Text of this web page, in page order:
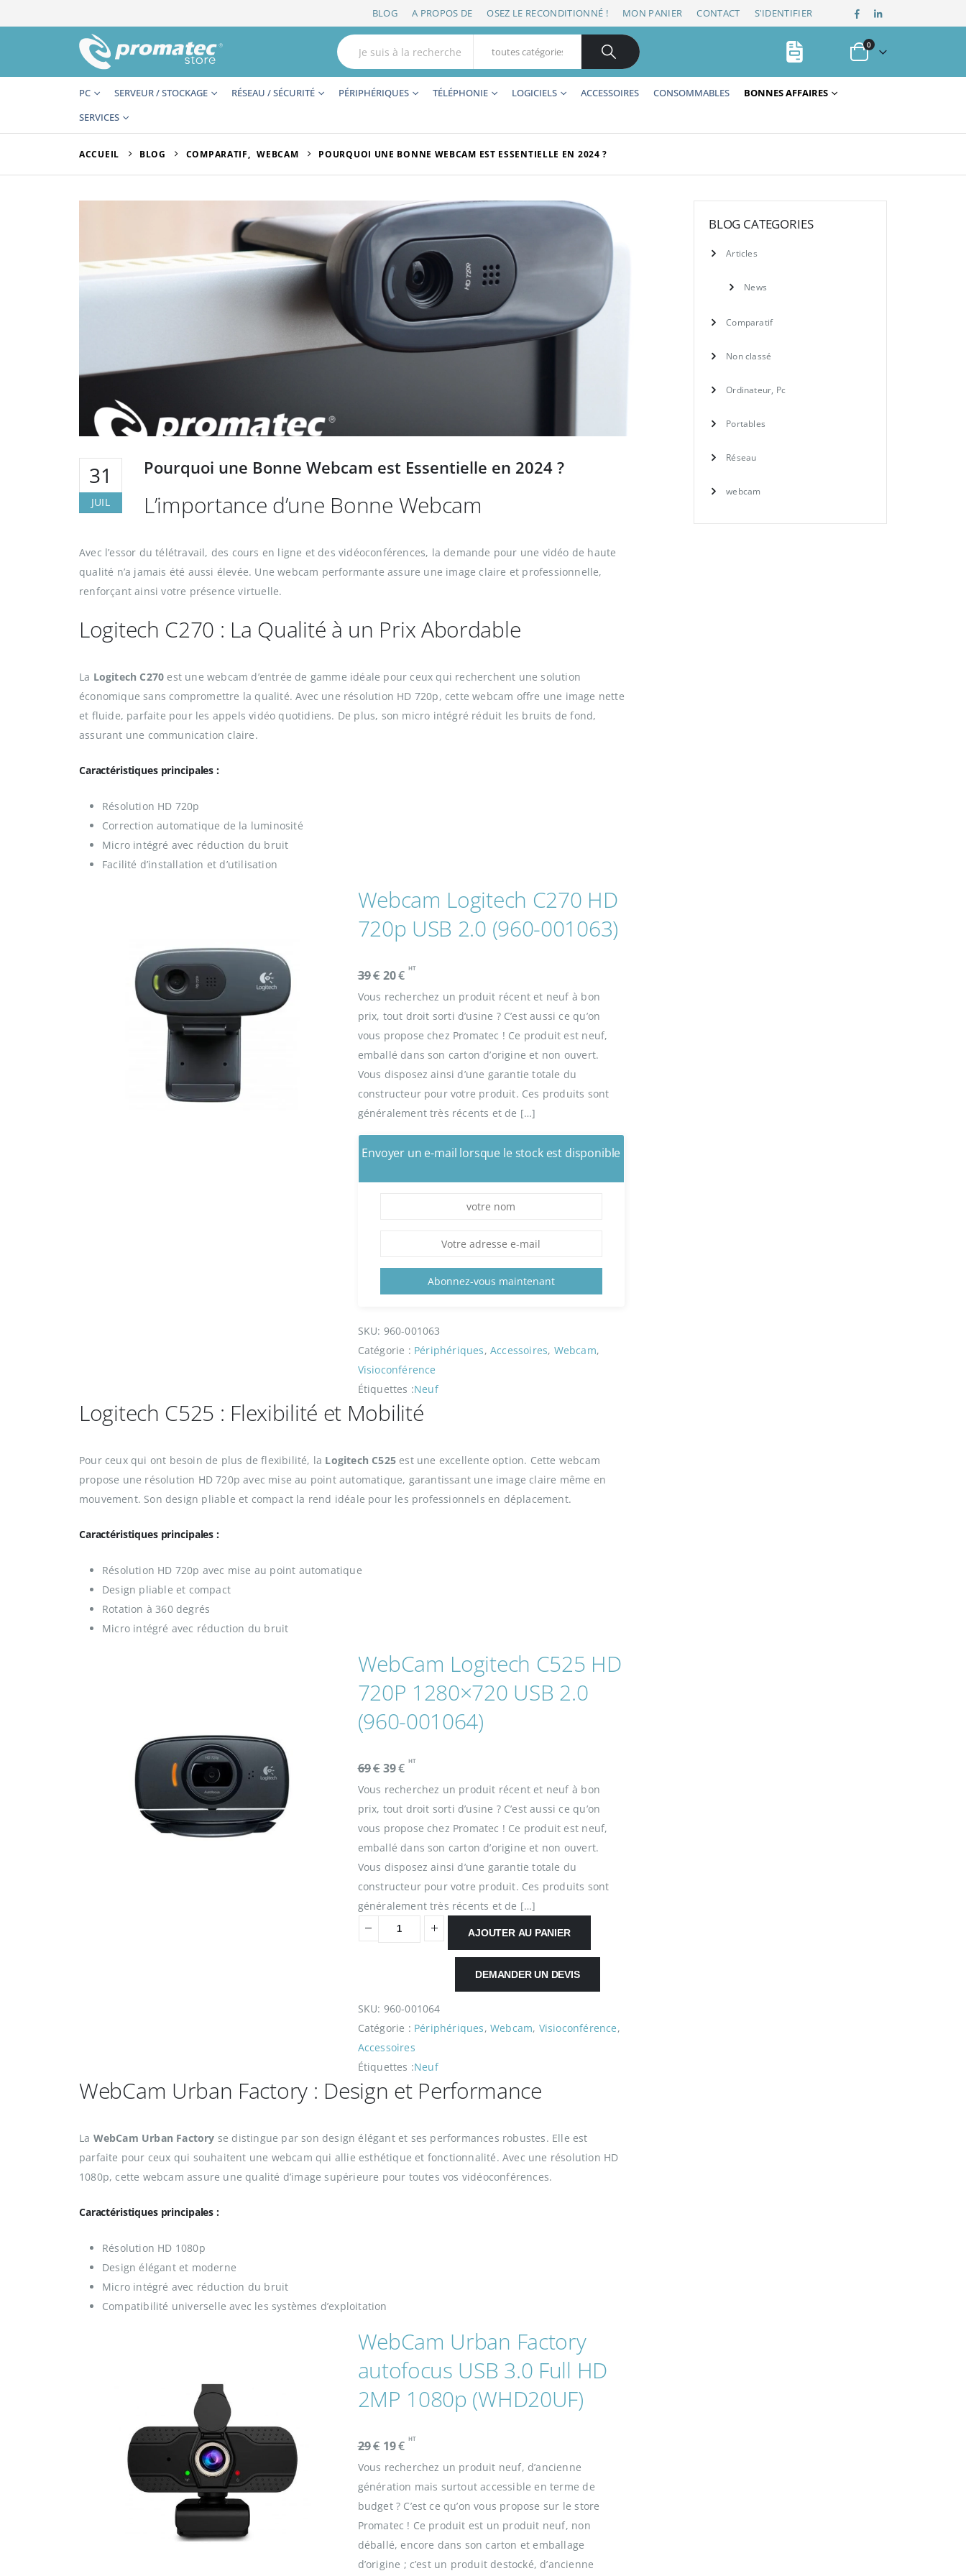
BLOG A PROPOS DE OSEZ LE RECONDITIONNÉ ! MON PANIER CONTACT S'IDENTIFIER
0
PC SERVEUR / STOCKAGE RÉSEAU / SÉCURITÉ PÉRIPHÉRIQUES TÉLÉPHONIE LOGICIELS ACCESSOIRES CONSOMMABLES
BONNES AFFAIRES
SERVICES
ACCUEIL BLOG COMPARATIF, WEBCAM POURQUOI UNE BONNE WEBCAM EST ESSENTIELLE EN 2024 ?
31
JUIL
Pourquoi une Bonne Webcam est Essentielle en 2024 ?
L’importance d’une Bonne Webcam
Avec l’essor du télétravail, des cours en ligne et des vidéoconférences, la demande pour une vidéo de haute
qualité n’a jamais été aussi élevée. Une webcam performante assure une image claire et professionnelle,
renforçant ainsi votre présence virtuelle.
Logitech C270 : La Qualité à un Prix Abordable
La Logitech C270 est une webcam d’entrée de gamme idéale pour ceux qui recherchent une solution
économique sans compromettre la qualité. Avec une résolution HD 720p, cette webcam offre une image nette
et fluide, parfaite pour les appels vidéo quotidiens. De plus, son micro intégré réduit les bruits de fond,
assurant une communication claire.
Caractéristiques principales :
Résolution HD 720p
Correction automatique de la luminosité
Micro intégré avec réduction du bruit
Facilité d’installation et d’utilisation
Webcam Logitech C270 HD
720p USB 2.0 (960-001063)
39€ L
e
p
r
i
x
i
n
t
a
.
20€L
e
p
r
i
x
a
c
u
0
.
HT
Vous recherchez un produit récent et neuf à bon
prix, tout droit sorti d’usine ? C’est aussi ce qu’on
vous propose chez Promatec ! Ce produit est neuf,
emballé dans son carton d’origine et non ouvert.
Vous disposez ainsi d’une garantie totale du
constructeur pour votre produit. Ces produits sont
généralement très récents et de […]
Envoyer un e-mail lorsque le stock est disponible
Abonnez-vous maintenant
SKU: 960-001063
Catégorie : Périphériques, Accessoires, Webcam
Visioconférence
Étiquettes :Neuf
Logitech C525 : Flexibilité et Mobilité
Pour ceux qui ont besoin de plus de flexibilité, la Logitech C525 est une excellente option. Cette webcam
propose une résolution HD 720p avec mise au point automatique, garantissant une image claire même en
mouvement. Son design pliable et compact la rend idéale pour les professionnels en déplacement.
Caractéristiques principales :
Résolution HD 720p avec mise au point automatique
Design pliable et compact
Rotation à 360 degrés
Micro intégré avec réduction du bruit
WebCam Logitech C525 HD
720P 1280×720 USB 2.0
(960-001064)
69€ L
e
p
r
i
x
i
n
t
t
t
:
6
9
39€L
e
p
r
i
x
a
c
u
3
€
.
HT
Vous recherchez un produit récent et neuf à bon
prix, tout droit sorti d’usine ? C’est aussi ce qu’on
vous propose chez Promatec ! Ce produit est neuf,
emballé dans son carton d’origine et non ouvert.
Vous disposez ainsi d’une garantie totale du
constructeur pour votre produit. Ces produits sont
généralement très récents et de […]
AJOUTER AU PANIER
DEMANDER UN DEVIS
SKU: 960-001064
Catégorie : Périphériques, Webcam, Visioconférence
Accessoires
Étiquettes :Neuf
WebCam Urban Factory : Design et Performance
La WebCam Urban Factory se distingue par son design élégant et ses performances robustes. Elle est
parfaite pour ceux qui souhaitent une webcam qui allie esthétique et fonctionnalité. Avec une résolution HD
1080p, cette webcam assure une qualité d’image supérieure pour toutes vos vidéoconférences.
Caractéristiques principales :
Résolution HD 1080p
Design élégant et moderne
Micro intégré avec réduction du bruit
Compatibilité universelle avec les systèmes d’exploitation
WebCam Urban Factory
autofocus USB 3.0 Full HD
2MP 1080p (WHD20UF)
29€ L
e
p
r
i
x
i
19€L
e
p
r
x
a
HT
Vous recherchez un produit neuf, d’ancienne
génération mais surtout accessible en terme de
budget ? C’est ce qu’on vous propose sur le store
Promatec ! Ce produit est un produit neuf, non
déballé, encore dans son carton et emballage
d’origine ; c’est un produit destocké, d’ancienne
BLOG CATEGORIES
Articles
News
Comparatif
Non classé
Ordinateur, Pc
Portables
Réseau
webcam